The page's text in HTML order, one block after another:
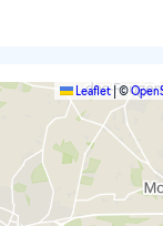
Leaflet |©